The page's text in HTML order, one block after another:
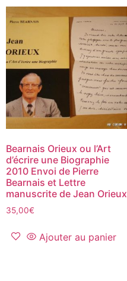
Bearnais Orieux ou l’Art
d’écrire une Biographie
2010 Envoi de Pierre
Bearnais et Lettre
manuscrite de Jean Orieux
35,00€
Ajouter au panier